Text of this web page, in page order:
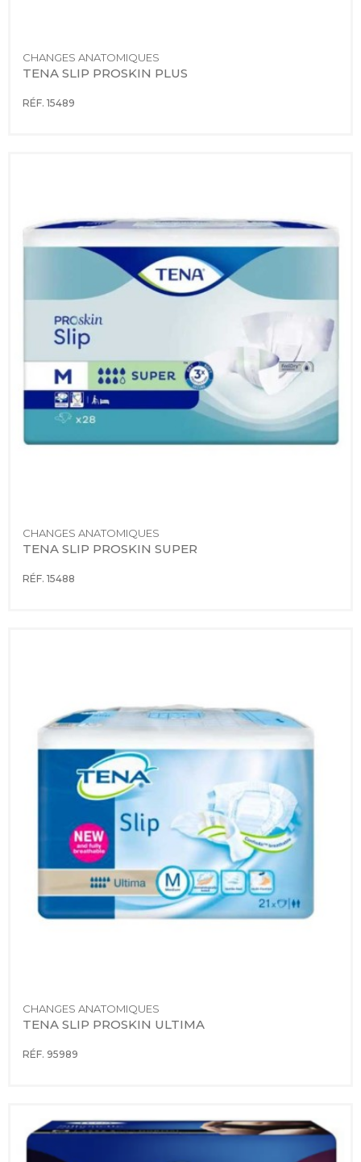
CHANGES ANATOMIQUES
TENA SLIP PROSKIN PLUS
RÉF. 15489
CHANGES ANATOMIQUES
TENA SLIP PROSKIN SUPER
RÉF. 15488
CHANGES ANATOMIQUES
TENA SLIP PROSKIN ULTIMA
RÉF. 95989